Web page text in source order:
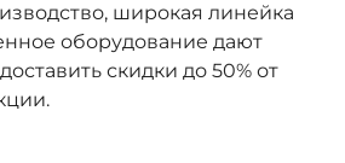
широкая линейка
оборудование дают
скидки до 50% от